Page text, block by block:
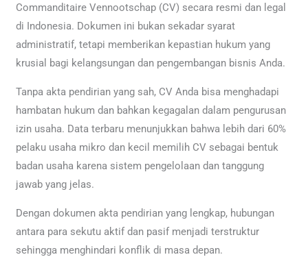
Commanditaire Vennootschap (CV) secara resmi dan legal
di Indonesia. Dokumen ini bukan sekadar syarat
administratif, tetapi memberikan kepastian hukum yang
krusial bagi kelangsungan dan pengembangan bisnis Anda.
Tanpa akta pendirian yang sah, CV Anda bisa menghadapi
hambatan hukum dan bahkan kegagalan dalam pengurusan
izin usaha. Data terbaru menunjukkan bahwa lebih dari 60%
pelaku usaha mikro dan kecil memilih CV sebagai bentuk
badan usaha karena sistem pengelolaan dan tanggung
jawab yang jelas.
Dengan dokumen akta pendirian yang lengkap, hubungan
antara para sekutu aktif dan pasif menjadi terstruktur
sehingga menghindari konflik di masa depan.